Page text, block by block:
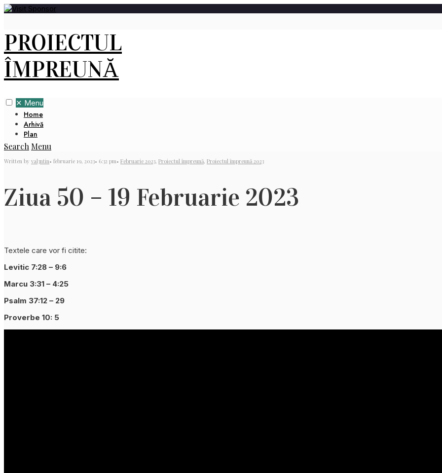
PROIECTUL
ÎMPREUNĂ
✕ Menu
Home
Arhivă
Plan
Search Menu
Written by val3ntin• februarie 19, 2023• 6:32 pm• Februarie 2023, Proiectul împreună, Proiectul împreună 2023
Ziua 50 – 19 Februarie 2023
Textele care vor fi citite:
Levitic 7:28 – 9:6
Marcu 3:31 – 4:25
Psalm 37:12 – 29
Proverbe 10: 5